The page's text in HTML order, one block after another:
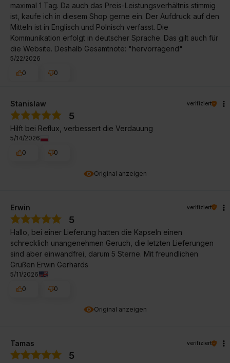
maximal 1 Tag. Da auch das Preis-Leistungsverhältnis stimmig
ist, kaufe ich in diesem Shop gerne ein. Der Aufdruck auf den
Mitteln ist in Englisch und Polnisch verfasst. Die
Kommunikation erfolgt in deutscher Sprache. Das gilt auch für
die Website. Deshalb Gesamtnote: "hervorragend"
5/22/2026
0
0
Original anzeigen
Stanislaw verifiziert
5
Hilft bei Reflux, verbessert die Verdauung
5/14/2026
0
0
Original anzeigen
Erwin verifiziert
5
Hallo, bei einer Lieferung hatten die Kapseln einen
schrecklich unangenehmen Geruch, die letzten Lieferungen
sind aber einwandfrei, darum 5 Sterne. Mit freundlichen
Grüßen Erwin Gerhards
5/11/2026
0
0
Tamas verifiziert
5